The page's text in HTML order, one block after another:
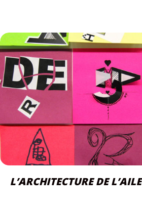
L’ARCHITECTURE DE L’AILE